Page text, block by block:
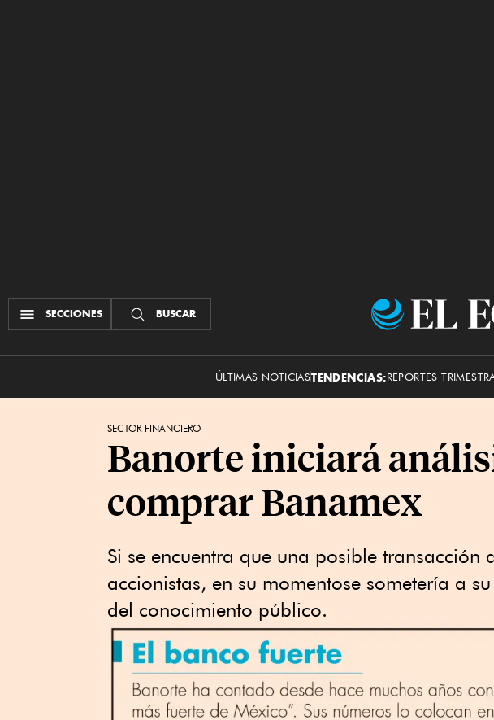
SECCIONES BUSCAR
ÚLTIMAS NOTICIASTENDENCIAS:REPORTES
SECTOR FINANCIERO
Banorte iniciará
comprar Banamex
Si se encuentra que una posible transacción
accionistas, en su momentose sometería a
del conocimiento público.